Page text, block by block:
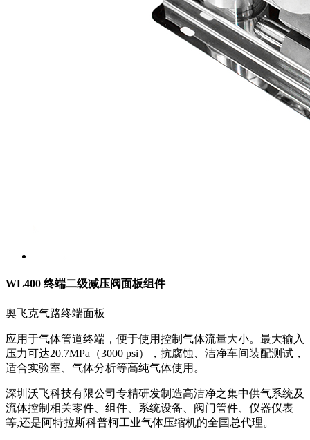
WL400 终端二级减压阀面板组件
奥飞克气路终端面板
应用于气体管道终端，便于使用控制气体流量大小。最大输入
压力可达20.7MPa（3000 psi），抗腐蚀、洁净车间装配测试，
适合实验室、气体分析等高纯气体使用。
深圳沃飞科技有限公司专精研发制造高洁净之集中供气系统及
流体控制相关零件、组件、系统设备、阀门管件、仪器仪表
等,还是阿特拉斯科普柯工业气体压缩机的全国总代理。